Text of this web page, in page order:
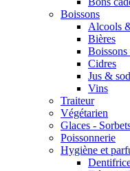
Boissons
Alcools
Bières
Boissons
Cidres
Jus &
Vins
Traiteur
Végétarien
Glaces -
Poissonnerie
Hygiène et